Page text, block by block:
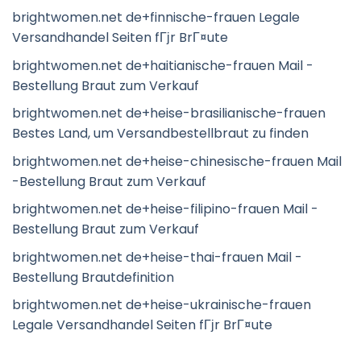
brightwomen.net de+finnische-frauen Legale
Versandhandel Seiten fГјr BrГ¤ute
brightwomen.net de+haitianische-frauen Mail -
Bestellung Braut zum Verkauf
brightwomen.net de+heise-brasilianische-frauen
Bestes Land, um Versandbestellbraut zu finden
brightwomen.net de+heise-chinesische-frauen Mail
-Bestellung Braut zum Verkauf
brightwomen.net de+heise-filipino-frauen Mail -
Bestellung Braut zum Verkauf
brightwomen.net de+heise-thai-frauen Mail -
Bestellung Brautdefinition
brightwomen.net de+heise-ukrainische-frauen
Legale Versandhandel Seiten fГјr BrГ¤ute